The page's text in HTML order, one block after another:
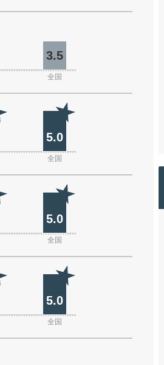
3.5
全国
5.0
全国
5.0
全国
5.0
全国